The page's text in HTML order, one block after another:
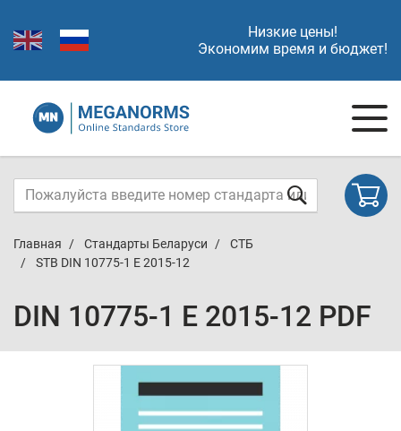
Низкие цены!
Экономим время и бюджет!
Главная Стандарты Беларуси
СТБ
STB DIN 10775-1 E 2015-12
DIN 10775-1 E 2015-12 PDF